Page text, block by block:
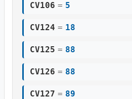
CV106 = 5
CV124 = 18
CV125 = 88
CV126 = 88
CV127 = 89